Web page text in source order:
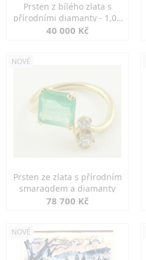
Prsten z bílého zlata s
přírodními diamanty - 1,00
ct
40 000 Kč
NOVÉ
Prsten ze zlata s přírodním
smaragdem a diamanty
78 700 Kč
NOVÉ